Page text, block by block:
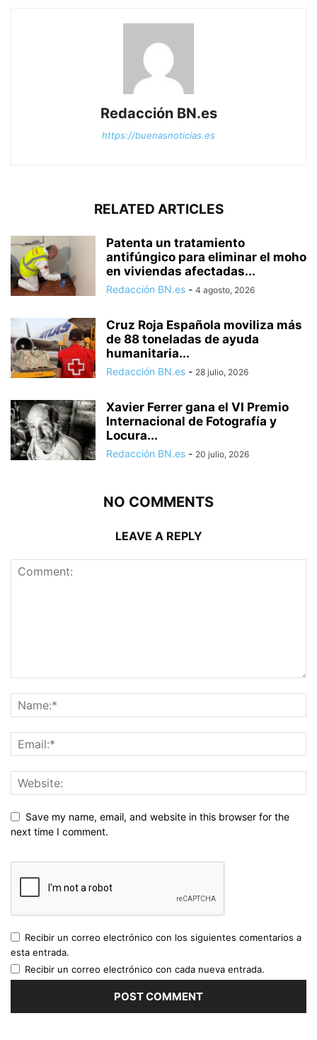
Redacción BN.es
https://buenasnoticias.es
RELATED ARTICLES
Patenta un tratamiento
antifúngico para eliminar el moho
en viviendas afectadas...
Redacción BN.es - 4 agosto, 2026
Cruz Roja Española moviliza más
de 88 toneladas de ayuda
humanitaria...
Redacción BN.es - 28 julio, 2026
Xavier Ferrer gana el VI Premio
Internacional de Fotografía y
Locura...
Redacción BN.es - 20 julio, 2026
NO COMMENTS
LEAVE A REPLY
Save my name, email, and website in this browser for the
next time I comment.
Recibir un correo electrónico con los siguientes comentarios a
esta entrada.
Recibir un correo electrónico con cada nueva entrada.